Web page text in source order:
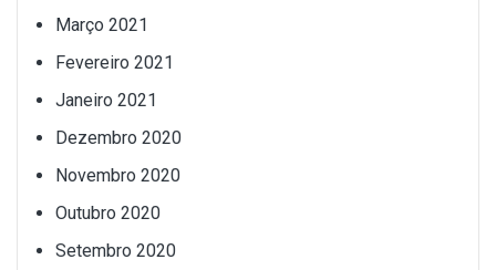
Março 2021
Fevereiro 2021
Janeiro 2021
Dezembro 2020
Novembro 2020
Outubro 2020
Setembro 2020